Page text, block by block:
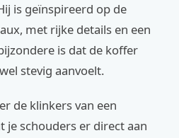
is geïnspireerd op de
met rijke details en een
is dat de koffer
stevig aanvoelt.
de klinkers van een
je schouders er direct aan